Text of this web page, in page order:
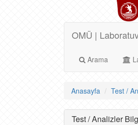
OMÜ |
Arama
Anasayfa Test /
Test / Analizler